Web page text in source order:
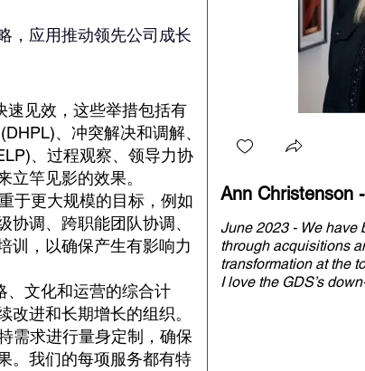
，应用推动领先公司成长
速见效，这些举措包括有
、冲突解决和调解、
、过程观察、领导力协
立竿见影的效果。
于更大规模的目标，例如
调、跨职能团队协调、
训，以确保产生有影响力
、文化和运营的综合计
进和长期增长的组织。
需求进行量身定制，确保
。我们的每项服务都有特
June 2023 - We have
through acquisitions
transformation at the
I love the GDS’s